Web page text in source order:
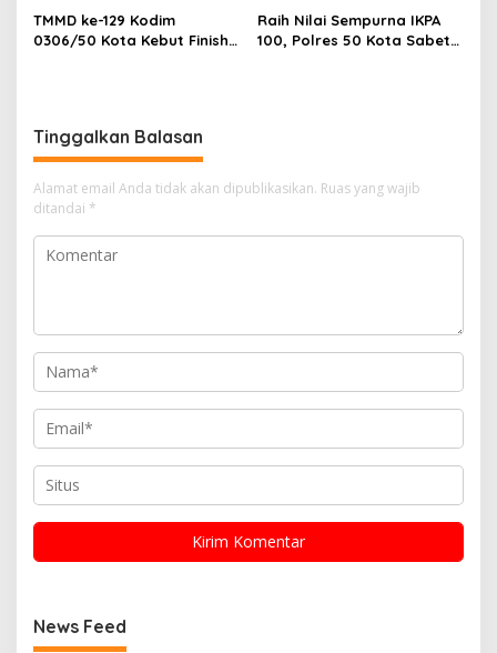
TMMD ke-129 Kodim
0306/50 Kota Kebut Finish:
Raih Nilai Sempurna IKPA
100, Polres 50 Kota Sabet
Tinggalkan Balasan
Alamat email Anda tidak akan dipublikasikan. Ruas yang wajib
ditandai *
News Feed